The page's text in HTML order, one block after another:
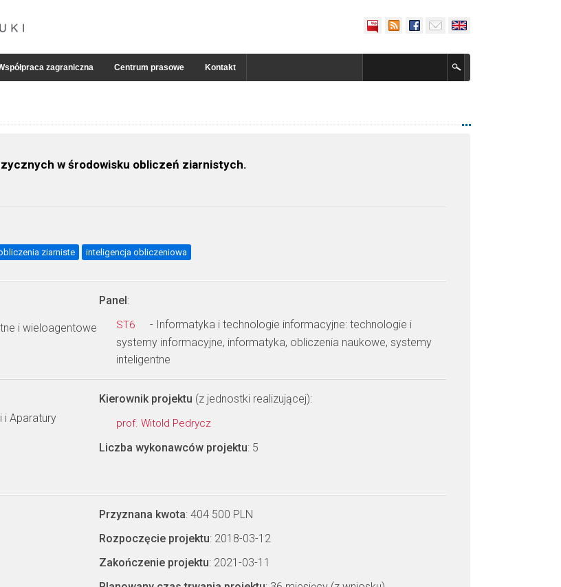
zagraniczna Centrum prasowe Kontakt
w środowisku obliczeń ziarnistych.
ziarniste inteligencja obliczeniowa
i wieloagentowe
Panel:
ST6
- Informatyka i technologie informacyjne: technologie i
systemy informacyjne, informatyka, obliczenia naukowe, systemy
inteligentne
i Aparatury
Kierownik projektu (z jednostki realizującej):
prof. Witold Pedrycz
Liczba wykonawców projektu: 5
Przyznana kwota: 404 500 PLN
Rozpoczęcie projektu: 2018-03-12
Zakończenie projektu: 2021-03-11